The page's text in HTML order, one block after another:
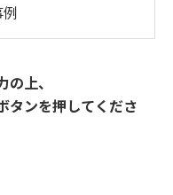
上、
タンを押してくださ